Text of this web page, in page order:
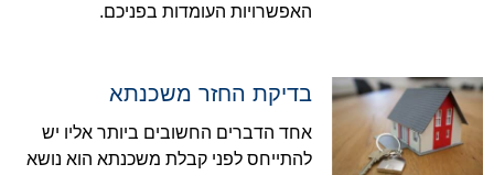
האפשרויות העומדות בפניכם.
בדיקת החזר משכנתא
אחד הדברים החשובים ביותר אליו יש
להתייחס לפני קבלת משכנתא הוא נושא